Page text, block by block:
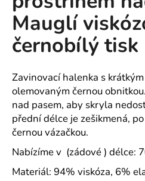
5
hvězdiček.
Mauglí
černobílý tisk
Zavinovací halenka s
olemovaným černou
nad pasem, aby skryla
přední délce je zešikmená,
černou vázačkou.
Nabízíme v (zádové ) délce:
Materiál: 94% viskóza, 6%
u
j
e
m
CAPRI
KOMBI
MODRÁ
S
KOSTIČKOU
PLÁTĚNÉ